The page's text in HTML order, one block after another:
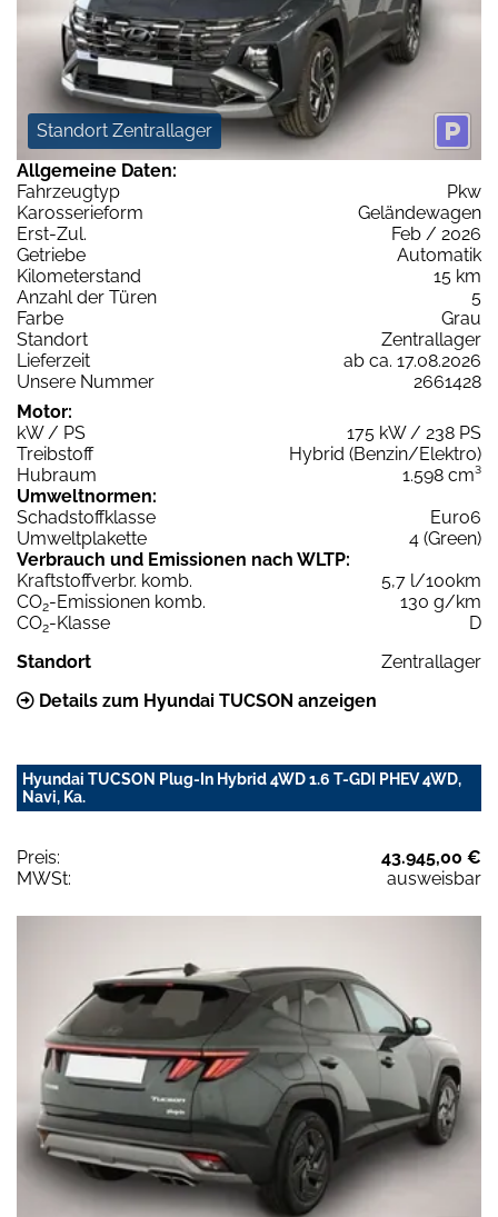
Standort Zentrallager
Allgemeine Daten:
Fahrzeugtyp
Pkw
Karosserieform
Geländewagen
Erst-Zul.
Feb / 2026
Getriebe
Automatik
Kilometerstand
15 km
Anzahl der Türen
5
Farbe
Grau
Standort
Zentrallager
Lieferzeit
ab ca. 17.08.2026
Unsere Nummer
2661428
Motor:
kW / PS
175 kW / 238 PS
Treibstoff
Hybrid (Benzin/Elektro)
Hubraum
1.598 cm³
Umweltnormen:
Schadstoffklasse
Euro6
Umweltplakette
4 (Green)
Verbrauch und Emissionen nach WLTP:
Kraftstoffverbr. komb.
5,7 l/100km
CO2-Emissionen komb.
130 g/km
CO2-Klasse
D
Standort
Zentrallager
Details zum Hyundai TUCSON anzeigen
Hyundai TUCSON Plug-In Hybrid 4WD 1.6 T-GDI PHEV 4WD,
Navi, Ka.
Preis:
43.945,00 €
MWSt:
ausweisbar